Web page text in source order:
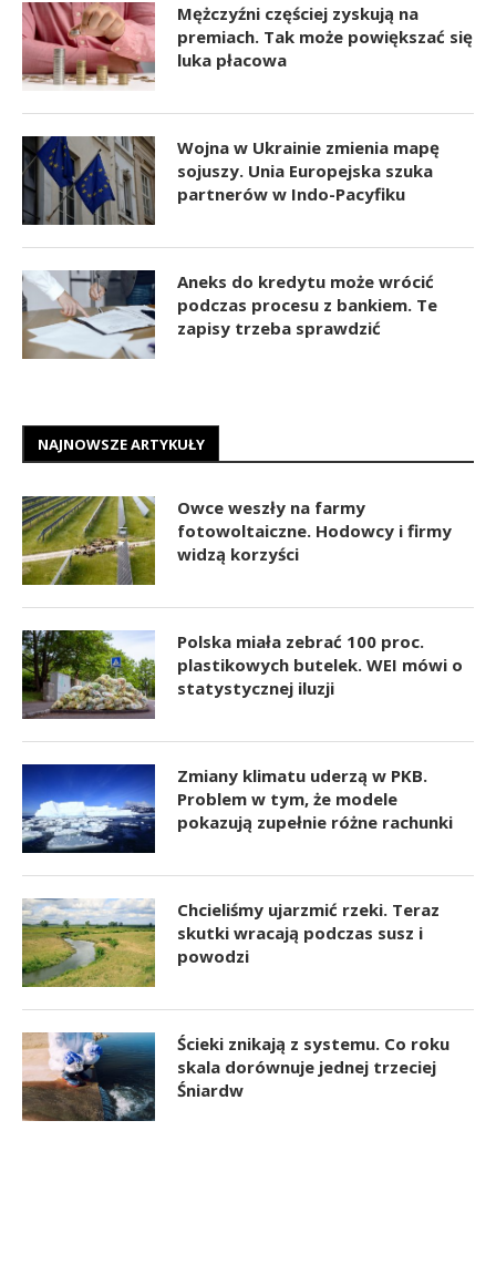
Mężczyźni częściej zyskują na
premiach. Tak może powiększać się
luka płacowa
Wojna w Ukrainie zmienia mapę
sojuszy. Unia Europejska szuka
partnerów w Indo-Pacyfiku
Aneks do kredytu może wrócić
podczas procesu z bankiem. Te
zapisy trzeba sprawdzić
NAJNOWSZE ARTYKUŁY
Owce weszły na farmy
fotowoltaiczne. Hodowcy i firmy
widzą korzyści
Polska miała zebrać 100 proc.
plastikowych butelek. WEI mówi o
statystycznej iluzji
Zmiany klimatu uderzą w PKB.
Problem w tym, że modele
pokazują zupełnie różne rachunki
Chcieliśmy ujarzmić rzeki. Teraz
skutki wracają podczas susz i
powodzi
Ścieki znikają z systemu. Co roku
skala dorównuje jednej trzeciej
Śniardw